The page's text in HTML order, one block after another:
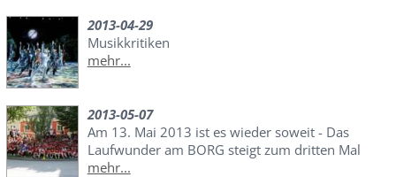
2013-04-29
Musikkritiken
mehr...
2013-05-07
Am 13. Mai 2013 ist es wieder soweit - Das
Laufwunder am BORG steigt zum dritten Mal
mehr...